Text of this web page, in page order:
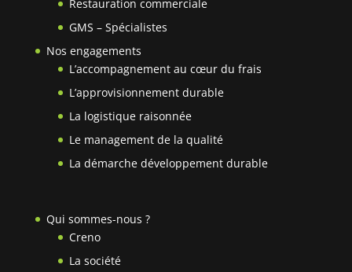
Restauration commerciale
GMS – Spécialistes
Nos engagements
L’accompagnement au cœur du frais
L’approvisionnement durable
La logistique raisonnée
Le management de la qualité
La démarche développement durable
Qui sommes-nous ?
Creno
La société